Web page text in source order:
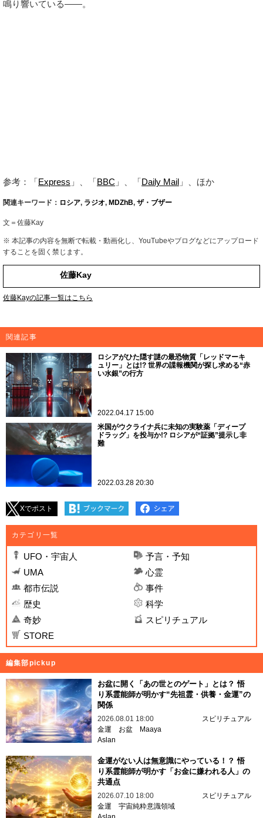
鳴り響いている――。
参考：「Express 」、「BBC 」、「Daily Mail 」、ほか
関連キーワード： ロシア, ラジオ, MDZhB, ザ・ブザー
文＝佐藤Kay
※ 本記事の内容を無断で転載・動画化し、YouTubeやブログなどにアップロード
することを固く禁じます。
佐藤Kay
佐藤Kayの記事一覧はこちら
関連記事
ロシアがひた隠す謎の最恐物質「レッドマーキ
ュリー」とは!? 世界の諜報機関が探し求める“赤
い水銀”の行方
2022.04.17 15:00
米国がウクライナ兵に未知の実験薬「ディープ
ドラッグ」を投与か!? ロシアが“証拠”提示し非
難
2022.03.28 20:30
Xでポスト
カテゴリ一覧
UFO・宇宙人
予言・予知
UMA
心霊
都市伝説
事件
歴史
科学
奇妙
スピリチュアル
STORE
編集部pickup
お盆に開く「あの世とのゲート」とは？ 悟
り系霊能師が明かす“先祖霊・供養・金運”の
関係
2026.08.01 18:00
スピリチュアル
金運
お盆
Maaya
Aslan
金運がない人は無意識にやっている！？ 悟
り系霊能師が明かす「お金に嫌われる人」の
共通点
2026.07.10 18:00
スピリチュアル
金運 宇宙純粋意識領域